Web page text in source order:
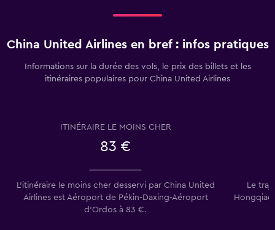
China United Airlines en bref : infos pratiques
Informations sur la durée des vols, le prix des billets et les
itinéraires populaires pour China United Airlines
ITINÉRAIRE LE MOINS CHER
83 €
L’itinéraire le moins cher desservi par China United
Airlines est Aéroport de Pékin-Daxing-Aéroport
d'Ordos à 83 €.
Le
Hongqiao